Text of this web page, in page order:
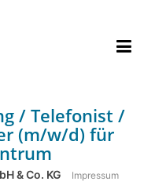
/ Telefonist /
(m/w/d) für
& Co. KG
Impressum